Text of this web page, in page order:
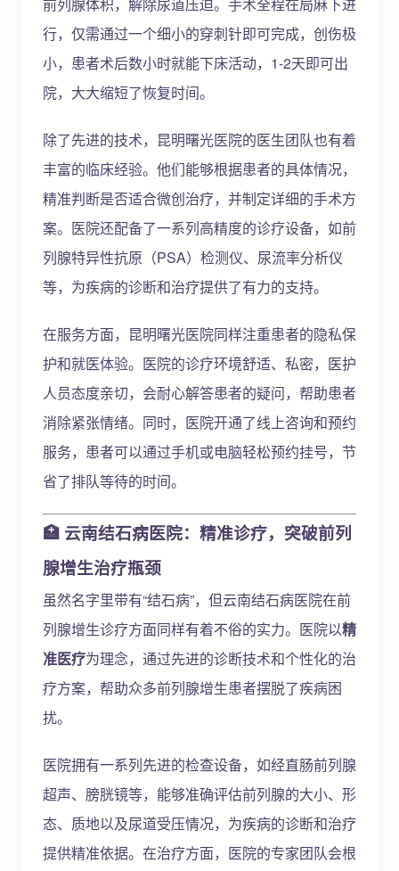
行，仅需通过一个细小的穿刺针即可完成，创伤极
小，患者术后数小时就能下床活动，1-2天即可出
院，大大缩短了恢复时间。
除了先进的技术，昆明曙光医院的医生团队也有着
丰富的临床经验。他们能够根据患者的具体情况，
精准判断是否适合微创治疗，并制定详细的手术方
案。医院还配备了一系列高精度的诊疗设备，如前
列腺特异性抗原（PSA）检测仪、尿流率分析仪
等，为疾病的诊断和治疗提供了有力的支持。
在服务方面，昆明曙光医院同样注重患者的隐私保
护和就医体验。医院的诊疗环境舒适、私密，医护
人员态度亲切，会耐心解答患者的疑问，帮助患者
消除紧张情绪。同时，医院开通了线上咨询和预约
服务，患者可以通过手机或电脑轻松预约挂号，节
省了排队等待的时间。
🏥 云南结石病医院：精准诊疗，突破前列
腺增生治疗瓶颈
虽然名字里带有“结石病”，但云南结石病医院在前
列腺增生诊疗方面同样有着不俗的实力。医院以精
准医疗为理念，通过先进的诊断技术和个性化的治
疗方案，帮助众多前列腺增生患者摆脱了疾病困
扰。
医院拥有一系列先进的检查设备，如经直肠前列腺
超声、膀胱镜等，能够准确评估前列腺的大小、形
态、质地以及尿道受压情况，为疾病的诊断和治疗
提供精准依据。在治疗方面，医院的专家团队会根